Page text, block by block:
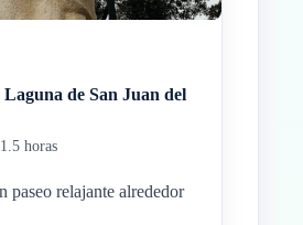
Laguna de San Juan del
1.5 horas
paseo relajante alrededor